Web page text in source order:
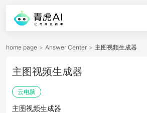
home page > Answer Center > 主图视频生成器
主图视频生成器
云电脑
主图视频生成器